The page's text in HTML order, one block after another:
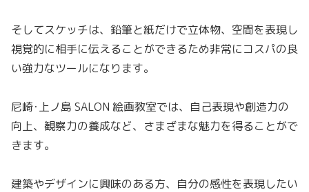
そしてスケッチは、鉛筆と紙だけで立体物、空間を表現し
視覚的に相手に伝えることができるため非常にコスパの良
い強力なツールになります。
尼崎･上ノ島 SALON 絵画教室では、自己表現や創造力の
向上、観察力の養成など、さまざまな魅力を得ることがで
きます。
建築やデザインに興味のある方、自分の感性を表現したい